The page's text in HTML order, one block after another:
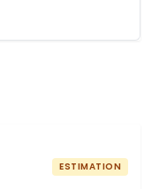
ESTIMATION